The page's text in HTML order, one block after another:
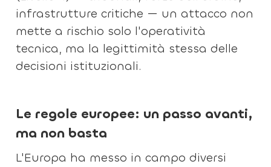
infrastrutture critiche — un attacco non
mette a rischio solo l'operatività
tecnica, ma la legittimità stessa delle
decisioni istituzionali.
Le regole europee: un passo avanti,
ma non basta
L'Europa ha messo in campo diversi